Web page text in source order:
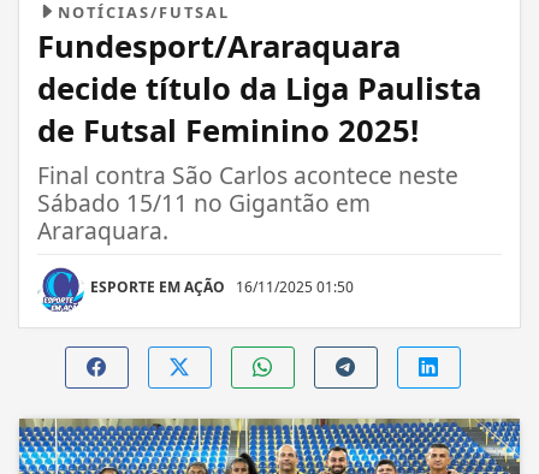
NOTÍCIAS/FUTSAL
Fundesport/Araraquara
decide título da Liga Paulista
de Futsal Feminino 2025!
Final contra São Carlos acontece neste
Sábado 15/11 no Gigantão em
Araraquara.
ESPORTE EM AÇÃO 16/11/2025 01:50